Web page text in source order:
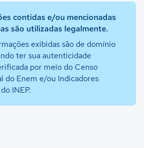
contidas e/ou mencionadas
são utilizadas legalmente.
exibidas são de domínio
ter sua autenticidade
por meio do Censo
do Enem e/ou Indicadores
INEP.